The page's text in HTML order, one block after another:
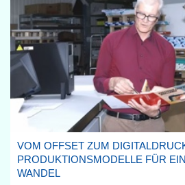
VOM OFFSET ZUM
PRODUKTIONSMODELLE FÜR
WANDEL